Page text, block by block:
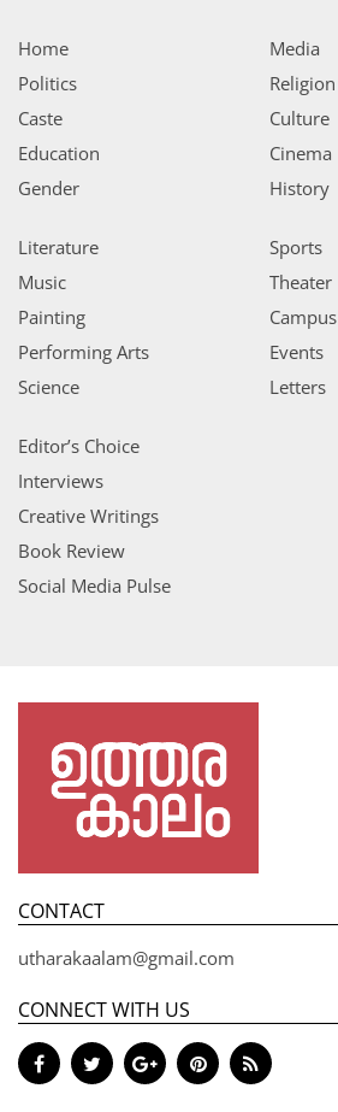
Home
Politics
Caste
Education
Gender
Media
Religion
Culture
Cinema
History
Literature
Music
Painting
Performing Arts
Science
Sports
Theater
Campus
Events
Letters
Editor’s Choice
Interviews
Creative Writings
Book Review
Social Media Pulse
CONTACT
utharakaalam@gmail.com
CONNECT WITH US